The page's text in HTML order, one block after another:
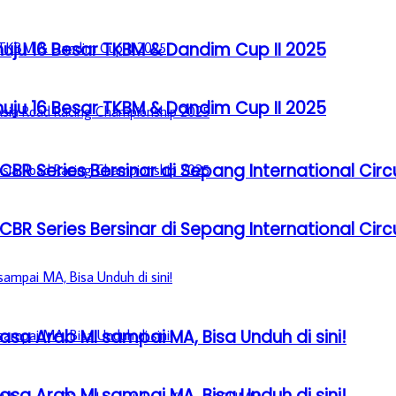
16 Besar TKBM & Dandim Cup II 2025
Series Bersinar di Sepang International
Arab MI sampai MA, Bisa Unduh di sini!
16 Besar TKBM & Dandim Cup II 2025
Series Bersinar di Sepang International